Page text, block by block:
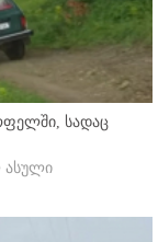
სადაც
ასული